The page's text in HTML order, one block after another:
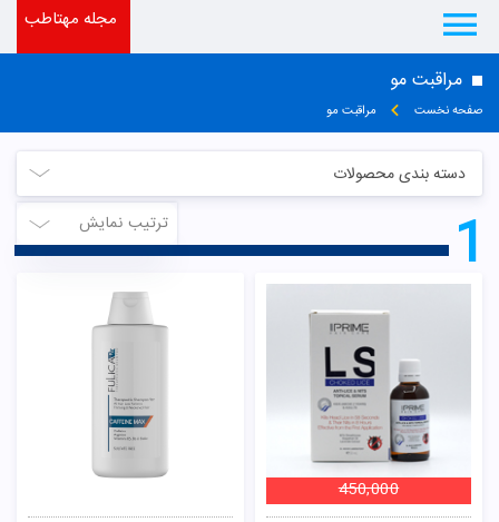
مجله مهتاطب
مراقبت مو
صفحه نخست مراقبت مو
دسته بندی محصولات
ترتیب نمایش
1
450,000